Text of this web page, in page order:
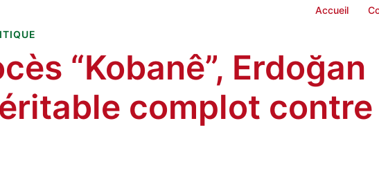
Accueil
“Kobanê”, Erdoğan
complot contre